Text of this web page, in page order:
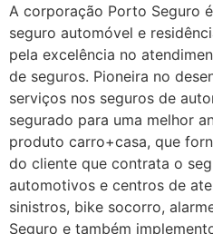
A corporação Porto Seguro
seguro automóvel e
pela excelência no
de seguros. Pioneira no
serviços nos seguros de
segurado para uma melhor
produto carro+casa, que
do cliente que contrata o
automotivos e centros de
sinistros, bike socorro,
Seguro e também